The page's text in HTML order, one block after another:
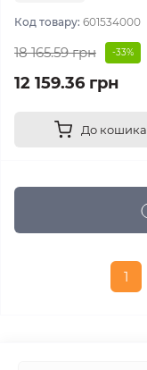
Код товару: 601534000
18 165.59 грн -33%
12 159.36 грн
До кошика
1